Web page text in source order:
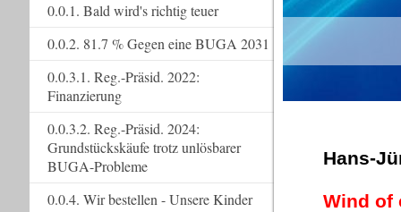
Hans-
Wind of
0.0.1. Bald wird's richtig teuer
0.0.2. 81.7 % Gegen eine BUGA 2031
0.0.3.1. Reg.-Präsid. 2022:
Finanzierung
0.0.3.2. Reg.-Präsid. 2024:
Grundstückskäufe trotz unlösbarer
BUGA-Probleme
0.0.4. Wir bestellen - Unsere Kinder